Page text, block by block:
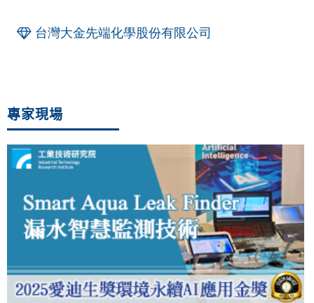
台灣大金先端化學股份有限公司
專家現場